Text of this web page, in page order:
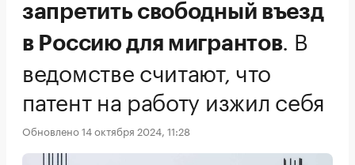
запретить свободный въезд
в Россию для мигрантов. В
ведомстве считают, что
патент на работу изжил себя
Обновлено 14 октября 2024, 11:28